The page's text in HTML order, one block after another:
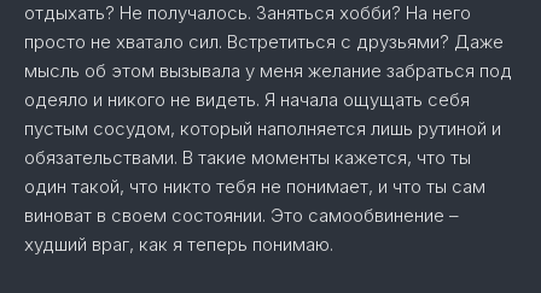
отдыхать? Не получалось. Заняться хобби? На него
просто не хватало сил. Встретиться с друзьями? Даже
мысль об этом вызывала у меня желание забраться под
одеяло и никого не видеть. Я начала ощущать себя
пустым сосудом, который наполняется лишь рутиной и
обязательствами. В такие моменты кажется, что ты
один такой, что никто тебя не понимает, и что ты сам
виноват в своем состоянии. Это самообвинение –
худший враг, как я теперь понимаю.